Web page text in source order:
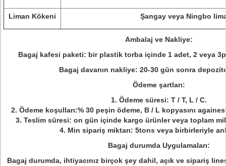
Liman Kökeni Şangay veya Ningbo
Ambalaj ve Nakliye:
Bagaj kafesi paketi: bir plastik torba içinde 1 adet, 2 veya
Bagaj davanın nakliye: 20-30 gün sonra depozito
Ödeme şartları:
1. Ödeme süresi: T / T, L / C.
2. Ödeme koşulları:% 30 peşin ödeme, B / L kopyasını
3. Teslim süresi: on gün içinde kargo ürünler veya toplam
4. Min sipariş miktarı: 5tons veya birbirleriyle
Bagaj durumda Uygulamaları:
Bagaj durumda, ihtiyacınız birçok şey dahil, açık ve sipariş